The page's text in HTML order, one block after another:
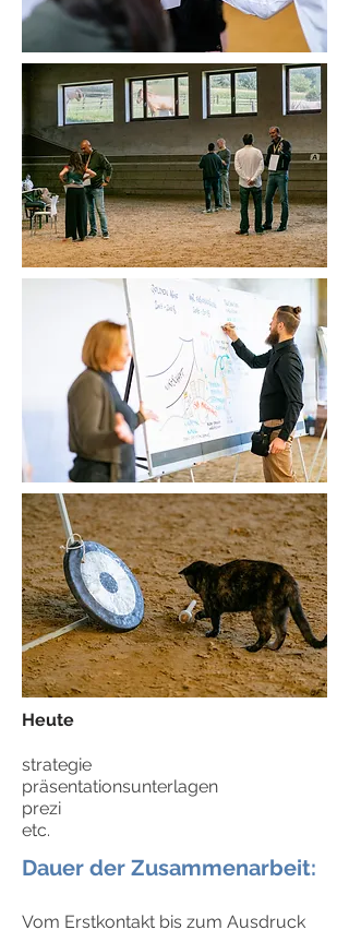
Heute
strategie
präsentationsunterlagen
prezi
etc.
Dauer der Zusammenarbeit:
Vom Erstkontakt bis zum Ausdruck